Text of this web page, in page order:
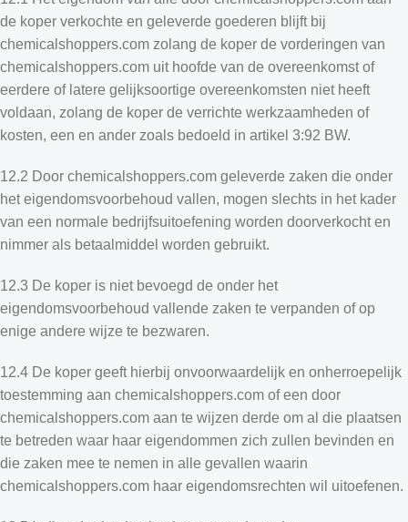
de koper verkochte en geleverde goederen blijft bij
chemicalshoppers.com zolang de koper de vorderingen van
chemicalshoppers.com uit hoofde van de overeenkomst of
eerdere of latere gelijksoortige overeenkomsten niet heeft
voldaan, zolang de koper de verrichte werkzaamheden of
kosten, een en ander zoals bedoeld in artikel 3:92 BW.
12.2 Door chemicalshoppers.com geleverde zaken die onder
het eigendomsvoorbehoud vallen, mogen slechts in het kader
van een normale bedrijfsuitoefening worden doorverkocht en
nimmer als betaalmiddel worden gebruikt.
12.3 De koper is niet bevoegd de onder het
eigendomsvoorbehoud vallende zaken te verpanden of op
enige andere wijze te bezwaren.
12.4 De koper geeft hierbij onvoorwaardelijk en onherroepelijk
toestemming aan chemicalshoppers.com of een door
chemicalshoppers.com aan te wijzen derde om al die plaatsen
te betreden waar haar eigendommen zich zullen bevinden en
die zaken mee te nemen in alle gevallen waarin
chemicalshoppers.com haar eigendomsrechten wil uitoefenen.